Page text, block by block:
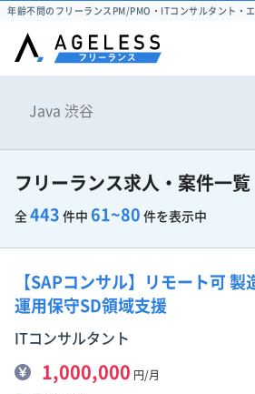
年齢不問のフリーランスPM/PMO・ITコンサルタント・
フリーランス求人・案件一覧
全 443 件中 61~80 件を表示中
【SAPコンサル】リモート可
運用保守SD領域支援
ITコンサルタント
1,000,000 円/月